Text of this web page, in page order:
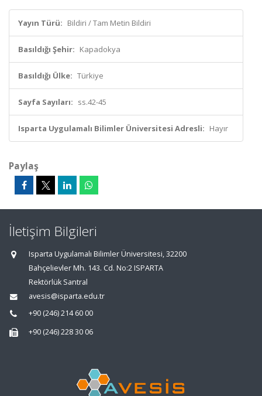
Yayın Türü: Bildiri / Tam Metin Bildiri
Basıldığı Şehir: Kapadokya
Basıldığı Ülke: Türkiye
Sayfa Sayıları: ss.42-45
Isparta Uygulamalı Bilimler Üniversitesi Adresli: Hayır
Paylaş
İletişim Bilgileri
Isparta Uygulamalı Bilimler Üniversitesi, 32200
Bahçelievler Mh. 143. Cd. No:2 ISPARTA
Rektörlük Santral
avesis@isparta.edu.tr
+90 (246) 214 60 00
+90 (246) 228 30 06